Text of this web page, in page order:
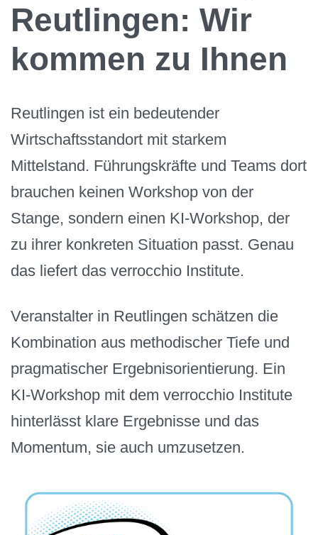
Reutlingen: Wir
kommen zu Ihnen
Reutlingen ist ein bedeutender
Wirtschaftsstandort mit starkem
Mittelstand. Führungskräfte und Teams dort
brauchen keinen Workshop von der
Stange, sondern einen KI-Workshop, der
zu ihrer konkreten Situation passt. Genau
das liefert das verrocchio Institute.
Veranstalter in Reutlingen schätzen die
Kombination aus methodischer Tiefe und
pragmatischer Ergebnisorientierung. Ein
KI-Workshop mit dem verrocchio Institute
hinterlässt klare Ergebnisse und das
Momentum, sie auch umzusetzen.